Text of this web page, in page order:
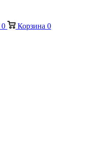
0 Корзина 0